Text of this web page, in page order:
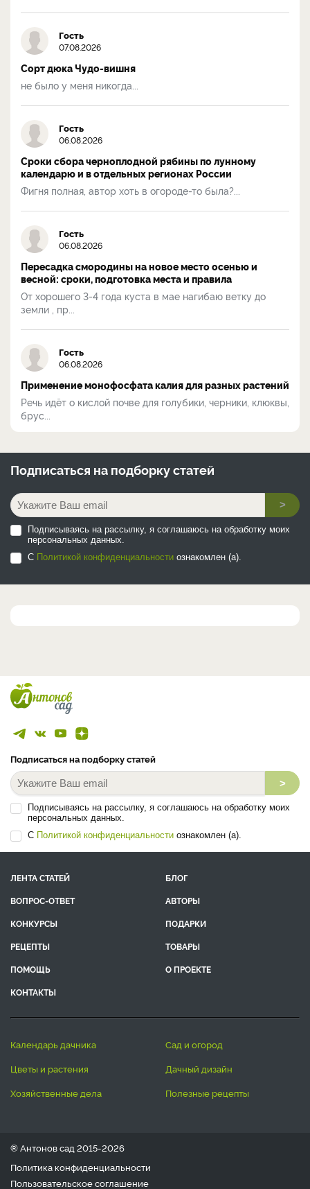
Гость
07.08.2026
Сорт дюка Чудо-вишня
не было у меня никогда...
Гость
06.08.2026
Сроки сбора черноплодной рябины по лунному
календарю и в отдельных регионах России
Фигня полная, автор хоть в огороде-то была?...
Гость
06.08.2026
Пересадка смородины на новое место осенью и
весной: сроки, подготовка места и правила
От хорошего 3-4 года куста в мае нагибаю ветку до
земли , пр...
Гость
06.08.2026
Применение монофосфата калия для разных растений
Речь идёт о кислой почве для голубики, черники, клюквы,
брус...
Подписаться на подборку статей
>
Подписываясь на рассылку, я соглашаюсь на обработку моих
персональных данных.
С Политикой конфиденциальности ознакомлен (а).
Подписаться на подборку статей
>
Подписываясь на рассылку, я соглашаюсь на обработку моих
персональных данных.
С Политикой конфиденциальности ознакомлен (а).
ЛЕНТА СТАТЕЙ
БЛОГ
ВОПРОС-ОТВЕТ
АВТОРЫ
КОНКУРСЫ
ПОДАРКИ
РЕЦЕПТЫ
ТОВАРЫ
ПОМОЩЬ
О ПРОЕКТЕ
КОНТАКТЫ
календарь дачника
сад и огород
цветы и растения
дачный дизайн
хозяйственные дела
полезные рецепты
® Антонов сад 2015-2026
Политика конфиденциальности
Пользовательское соглашение